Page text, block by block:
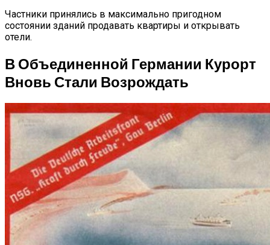
Частники принялись в максимально пригодном
состоянии зданий продавать квартиры и открывать
отели.
В Объединенной Германии Курорт
Вновь Стали Возрождать